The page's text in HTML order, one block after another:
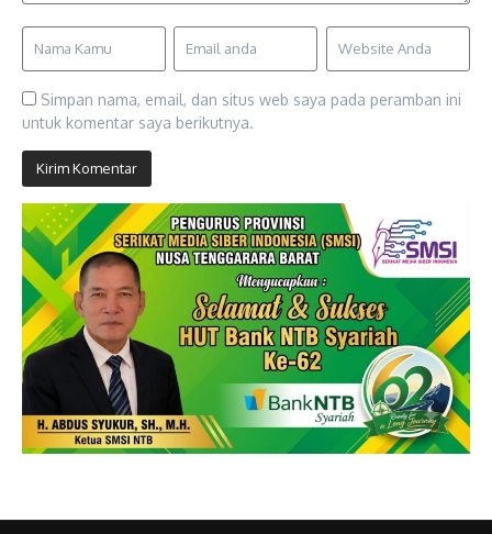
Simpan nama, email, dan situs web saya pada peramban ini
untuk komentar saya berikutnya.